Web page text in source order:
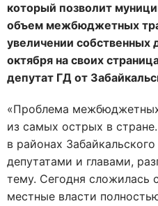
который позволит
объем межбюджетных
увеличении собственных
октября на своих
депутат ГД от
«Проблема
из самых острых в
в районах
депутатами и главами,
тему. Сегодня сложилась
местные власти